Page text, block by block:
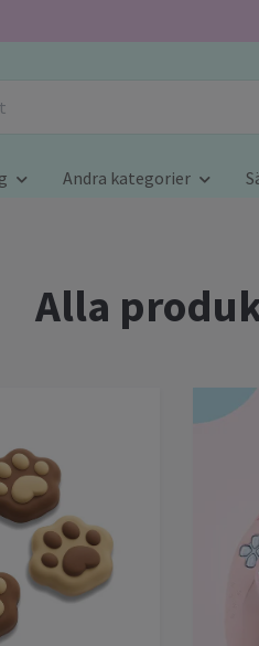
Andra kategorier
Alla